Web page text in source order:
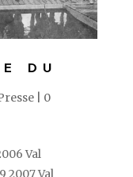
DU
| 0
Val
2007 Val